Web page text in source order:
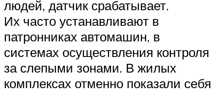
людей, датчик срабатывает.
Их часто устанавливают в
патронниках автомашин, в
системах осуществления контроля
за слепыми зонами. В жилых
комплексах отменно показали себя